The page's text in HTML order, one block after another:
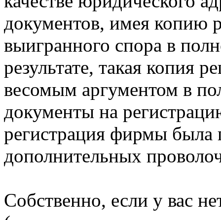
документов, имея копию
выигранного спора в
результате, такая копия
весомым аргументом в
документы на
регистрация фирмы была
дополнительных
Собственно, если у вас